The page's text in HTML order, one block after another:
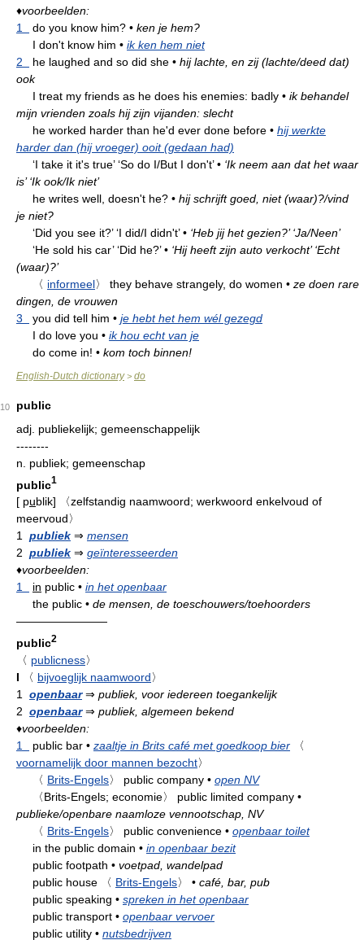
♦voorbeelden:
1
do you know him? • ken je hem?
I don't know him • ik ken hem niet
2
he laughed and so did she • hij lachte, en zij (lachte/deed dat)
ook
I treat my friends as he does his enemies: badly • ik behandel
mijn vrienden zoals hij zijn vijanden: slecht
he worked harder than he'd ever done before • hij werkte
harder dan (hij vroeger) ooit (gedaan had)
‘I take it it's true’ ‘So do I/But I don't’• ‘Ik neem aan dat het waar
is’ ‘Ik ook/Ik niet’
he writes well, doesn't he? • hij schrijft goed, niet (waar)?/vind
je niet?
‘Did you see it?’ ‘I did/I didn't’• ‘Heb jij het gezien?’ ‘Ja/Neen’
‘He sold his car’ ‘Did he?’• ‘Hij heeft zijn auto verkocht’ ‘Echt
(waar)?’
〈 informeel〉 they behave strangely, do women • ze doen rare
dingen, de vrouwen
3
you did tell him • je hebt het hem wél gezegd
I do love you • ik hou echt van je
do come in! • kom toch binnen!
English-Dutch dictionary> do
10
public
adj. publiekelijk; gemeenschappelijk
--------
n.
publiek; gemeenschap
public1
[ publik]
〈zelfstandig naamwoord; werkwoord enkelvoud of
meervoud〉
1 publiek ⇒ mensen
2 publiek ⇒ geïnteresseerden
♦voorbeelden:
1
in public • in het openbaar
the public • de mensen, de toeschouwers/toehoorders
————————
public2
〈 publicness〉
I
〈 bijvoeglijk naamwoord〉
1
openbaar⇒ publiek, voor iedereen toegankelijk
2 openbaar⇒ publiek, algemeen bekend
♦voorbeelden:
1
public bar • zaaltje in Brits café met goedkoop bier
〈
voornamelijk door mannen bezocht〉
〈 Brits-Engels〉 public company • open NV
〈Brits-Engels; economie〉 public limited company •
publieke/openbare naamloze vennootschap, NV
〈 Brits-Engels〉 public convenience • openbaar toilet
in the public domain • in openbaar bezit
public footpath • voetpad, wandelpad
public house
〈 Brits-Engels〉 • café, bar, pub
public speaking • spreken in het openbaar
public transport • openbaar vervoer
public utility • nutsbedrijven